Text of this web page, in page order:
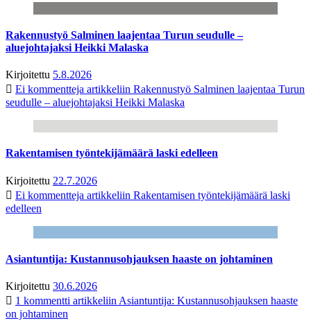
Rakennustyö Salminen laajentaa Turun seudulle –
aluejohtajaksi Heikki Malaska
Kirjoitettu 5.8.2026
Ei kommentteja artikkeliin Rakennustyö Salminen laajentaa Turun
seudulle – aluejohtajaksi Heikki Malaska
Rakentamisen työntekijämäärä laski edelleen
Kirjoitettu 22.7.2026
Ei kommentteja artikkeliin Rakentamisen työntekijämäärä laski
edelleen
Asiantuntija: Kustannusohjauksen haaste on johtaminen
Kirjoitettu 30.6.2026
1 kommentti artikkeliin Asiantuntija: Kustannusohjauksen haaste
on johtaminen